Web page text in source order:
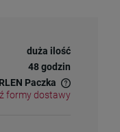
duża ilość
48 godzin
Paczka
płatności
formy dostawy